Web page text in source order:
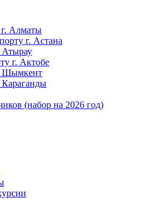
г. Алматы
г. Астана
Атырау
г. Актобе
Шымкент
Караганды
(набор на 2026 год)